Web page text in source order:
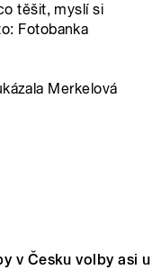
těšit, myslí si
Fotobanka
Merkelová
v Česku volby asi